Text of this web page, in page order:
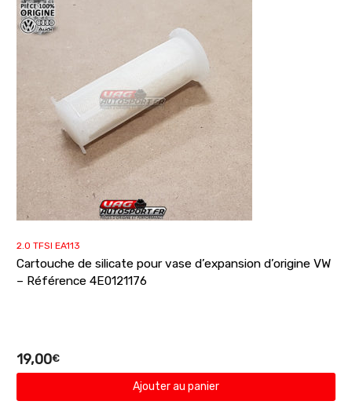
2.0 TFSI EA113
Cartouche de silicate pour vase d’expansion d’origine VW
– Référence 4E0121176
19,00€
Ajouter au panier